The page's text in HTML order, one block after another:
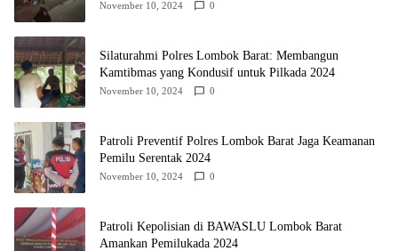
November 10, 2024 0
Silaturahmi Polres Lombok Barat: Membangun
Kamtibmas yang Kondusif untuk Pilkada 2024
November 10, 2024 0
Patroli Preventif Polres Lombok Barat Jaga Keamanan
Pemilu Serentak 2024
November 10, 2024 0
Patroli Kepolisian di BAWASLU Lombok Barat
Amankan Pemilukada 2024